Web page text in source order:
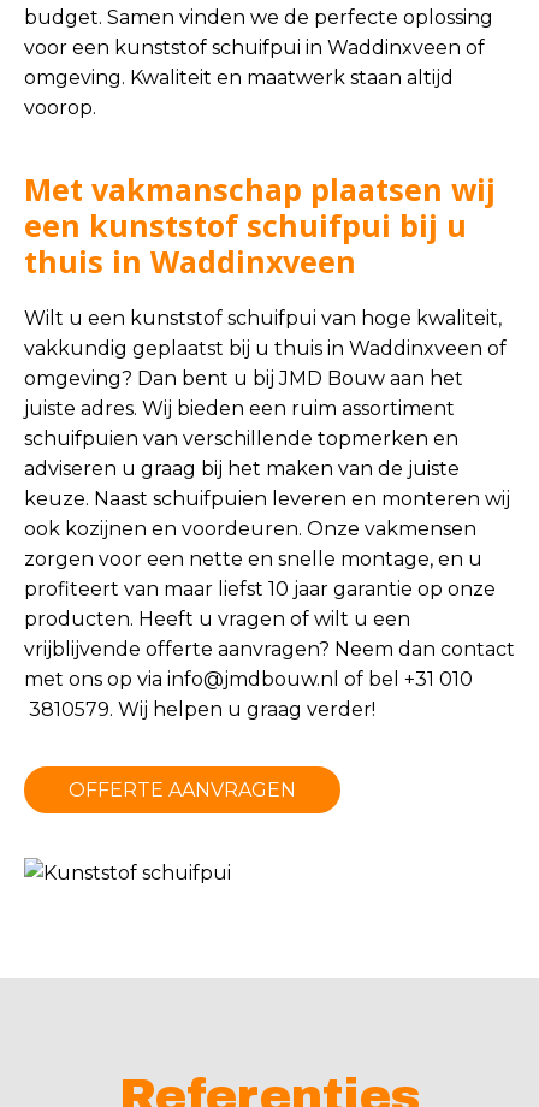
budget. Samen vinden we de perfecte oplossing
voor een kunststof schuifpui in Waddinxveen of
omgeving. Kwaliteit en maatwerk staan altijd
voorop.
Met vakmanschap plaatsen wij
een kunststof schuifpui bij u
thuis in Waddinxveen
Wilt u een kunststof schuifpui van hoge kwaliteit,
vakkundig geplaatst bij u thuis in Waddinxveen of
omgeving? Dan bent u bij JMD Bouw aan het
juiste adres. Wij bieden een ruim assortiment
schuifpuien van verschillende topmerken en
adviseren u graag bij het maken van de juiste
keuze. Naast schuifpuien leveren en monteren wij
ook kozijnen en voordeuren. Onze vakmensen
zorgen voor een nette en snelle montage, en u
profiteert van maar liefst 10 jaar garantie op onze
producten. Heeft u vragen of wilt u een
vrijblijvende offerte aanvragen? Neem dan contact
met ons op via info@jmdbouw.nl of bel +31 010
3810579. Wij helpen u graag verder!
OFFERTE AANVRAGEN